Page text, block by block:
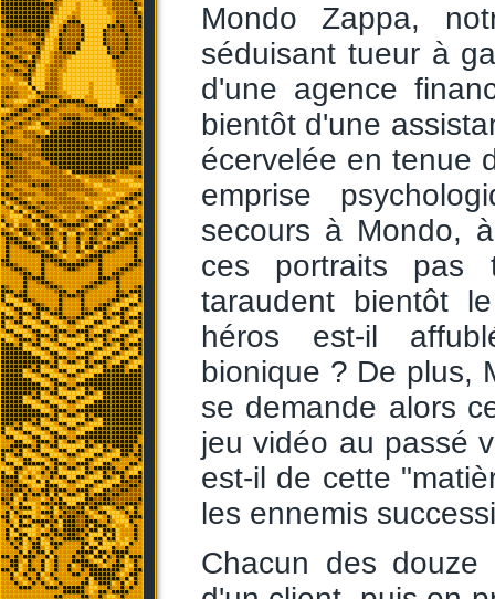
Mondo Zappa,
séduisant tueur à
d'une agence
bientôt d'une
écervelée en tenue
emprise
secours à Mondo,
ces portraits pas
taraudent bientôt
héros est-il
bionique ? De plus,
se demande alors
jeu vidéo au passé
est-il de cette
les ennemis
Chacun des